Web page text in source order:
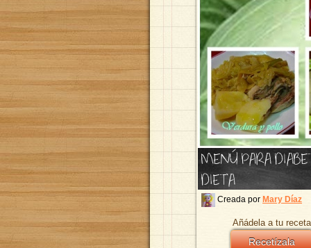
MENÚ PARA
DIETA
Creada por Mary Díaz
Añádela a tu
Recetízala